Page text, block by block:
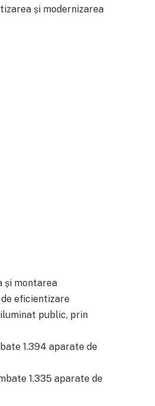
și modernizarea
și montarea
eficientizare
public, prin
1.394 aparate de
1.335 aparate de